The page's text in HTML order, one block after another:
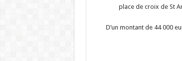
place de croix de St
D’un montant de 44 000